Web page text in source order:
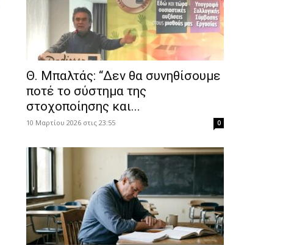
Θ. Μπαλτάς: “Δεν θα συνηθίσουμε
ποτέ το σύστημα της
στοχοποίησης και...
10 Μαρτίου 2026 στις 23:55 0